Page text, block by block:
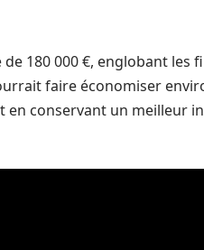
180 000 €, englobant les
faire économiser
en conservant un meilleur